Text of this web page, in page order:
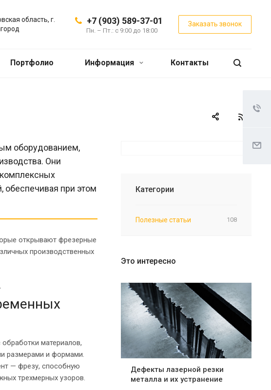
+7 (903) 589-37-01
Пн. – Пт.: с 9:00 до 18:00
Заказать звонок
область, г.
Портфолио Информация Контакты
оборудованием,
Они
обеспечивая при этом
открывают фрезерные
производственных
материалов,
размерами и формами.
— фрезу, способную
трехмерных узоров.
Категории
Полезные статьи 108
Это интересно
Дефекты лазерной резки
металла и их устранение